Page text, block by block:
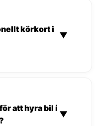
körkort i
▼
att hyra bil i
▼